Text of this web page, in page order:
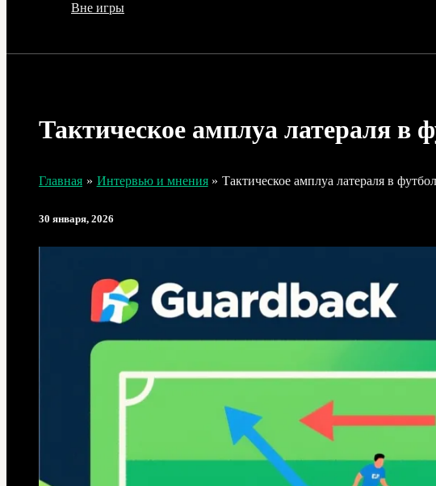
Вне игры
Тактическое амплуа латераля в
Главная Интервью и мнения Тактическое амплуа латераля в
30 января, 2026